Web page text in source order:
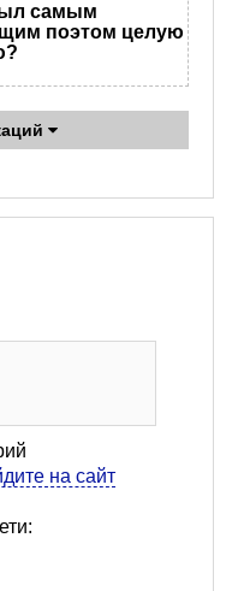
самым
поэтом целую
на сайт